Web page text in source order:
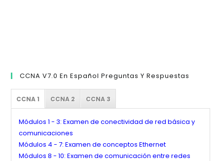
CCNA V7.0 En Español Preguntas Y Respuestas
CCNA 1 CCNA 2 CCNA 3
Módulos 1 - 3: Examen de conectividad de red básica y
comunicaciones
Módulos 4 - 7: Examen de conceptos Ethernet
Módulos 8 - 10: Examen de comunicación entre redes